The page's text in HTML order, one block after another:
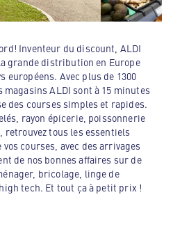
Inventeur du discount, ALDI
grande distribution en Europe
européens. Avec plus de 1300
magasins ALDI sont à 15 minutes
des courses simples et rapides.
rayon épicerie, poissonnerie
retrouvez tous les essentiels
courses, avec des arrivages
de nos bonnes affaires sur de
bricolage, linge de
tech. Et tout ça à petit prix !